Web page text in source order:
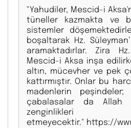
"Yahudiler, Mescid-i
tüneller kazmakta ve
sistemler
boşaltarak Hz.
aramaktadırlar. Zira
Mescid-i Aksa inşa
altın, mücevher ve pek
kattırmıştır. Onlar bu
madenlerin
çabalasalar da
etmeyecektir." https://